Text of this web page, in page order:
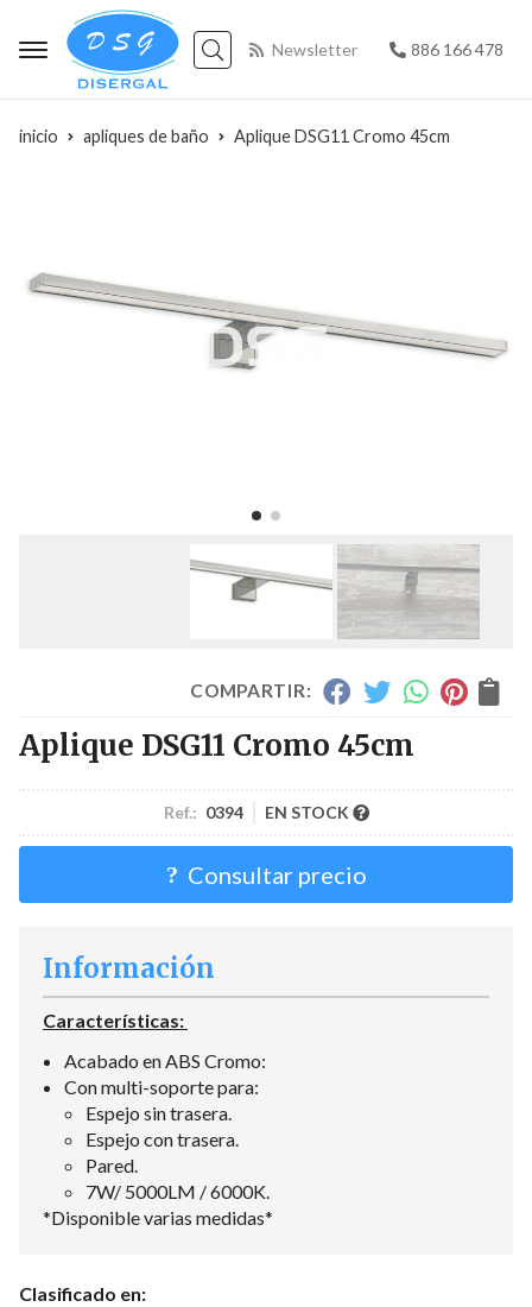
Buscar
Newsletter 886 166 478
inicio apliques de baño Aplique DSG11 Cromo 45cm
COMPARTIR:
Aplique DSG11 Cromo 45cm
Ref.: 0394 EN STOCK
Consultar precio
Información
Características:
Acabado en ABS Cromo:
Con multi-soporte para:
Espejo sin trasera.
Espejo con trasera.
Pared.
7W/ 5000LM / 6000K.
*Disponible varias medidas*
Clasificado en: